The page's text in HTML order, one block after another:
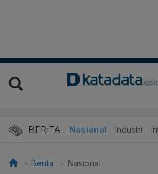
BERITA Nasional Industri
Berita Nasional